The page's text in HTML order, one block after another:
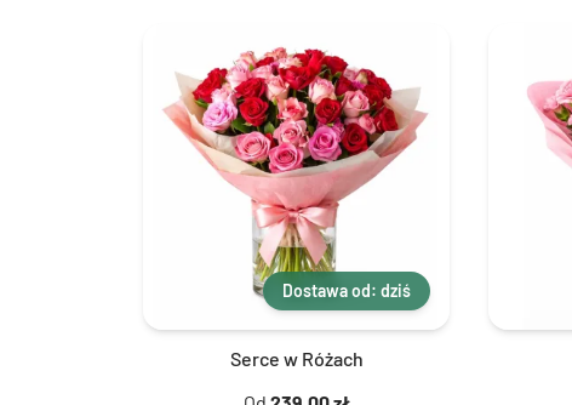
Dostawa od: dziś
Serce w Różach